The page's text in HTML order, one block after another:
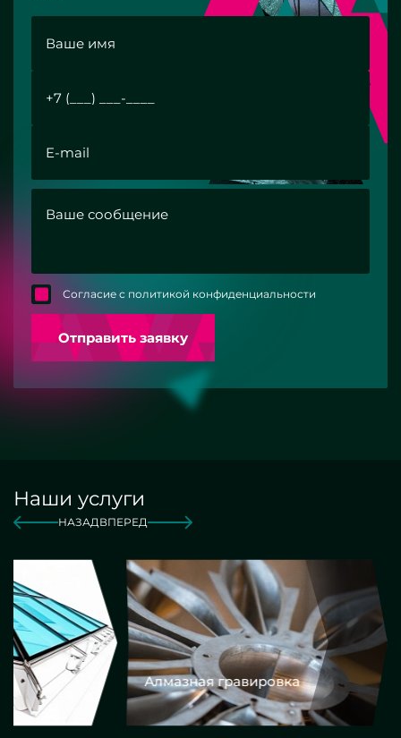
Согласие с политикой конфиденциальности
Отправить заявку
Наши услуги
НАЗАДВПЕРЕД
Алмазная гравировка